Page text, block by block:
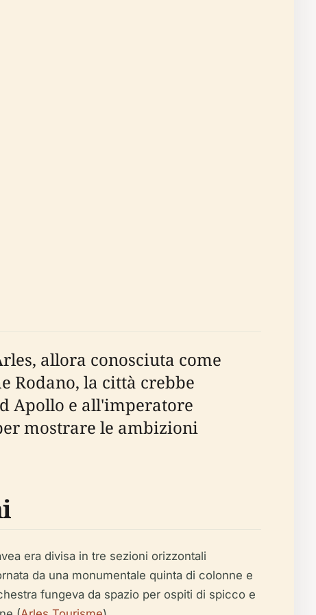
allora conosciuta come
Rodano, la città crebbe
Apollo e all'imperatore
mostrare le ambizioni
era divisa in tre sezioni orizzontali
da una monumentale quinta di colonne e
fungeva da spazio per ospiti di spicco e